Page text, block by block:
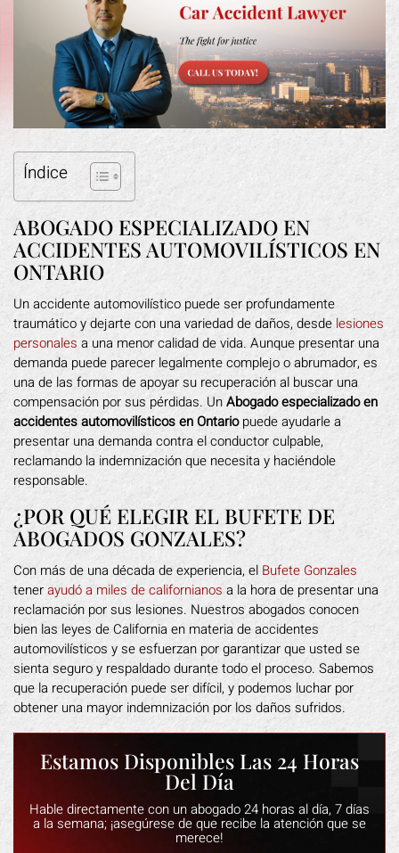
Índice
ABOGADO ESPECIALIZADO EN
ACCIDENTES AUTOMOVILÍSTICOS EN
ONTARIO
Un accidente automovilístico puede ser profundamente
traumático y dejarte con una variedad de daños, desde lesiones
personales a una menor calidad de vida. Aunque presentar una
demanda puede parecer legalmente complejo o abrumador, es
una de las formas de apoyar su recuperación al buscar una
compensación por sus pérdidas. UnAbogado especializado en
accidentes automovilísticos en Ontariopuede ayudarle a
presentar una demanda contra el conductor culpable,
reclamando la indemnización que necesita y haciéndole
responsable.
¿POR QUÉ ELEGIR EL BUFETE DE
ABOGADOS GONZALES?
Con más de una década de experiencia, el Bufete Gonzales
tenerayudó a miles de californianos a la hora de presentar una
reclamación por sus lesiones. Nuestros abogados conocen
bien las leyes de California en materia de accidentes
automovilísticos y se esfuerzan por garantizar que usted se
sienta seguro y respaldado durante todo el proceso. Sabemos
que la recuperación puede ser difícil, y podemos luchar por
obtener una mayor indemnización por los daños sufridos.
Estamos Disponibles Las 24 Horas
Del Día
Hable directamente con un abogado 24 horas al día, 7 días
a la semana; ¡asegúrese de que recibe la atención que se
merece!